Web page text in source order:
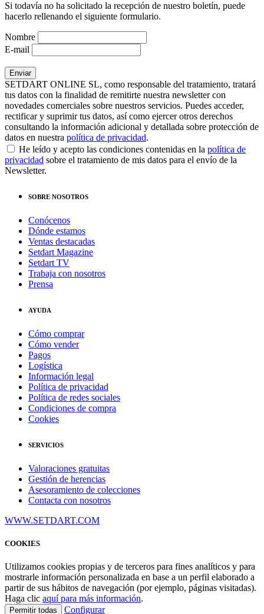
Si todavía no ha solicitado la recepción de nuestro boletín, puede
hacerlo rellenando el siguiente formulario.
Nombre
E-mail
SETDART ONLINE SL, como responsable del tratamiento, tratará
tus datos con la finalidad de remitirte nuestra newsletter con
novedades comerciales sobre nuestros servicios. Puedes acceder,
rectificar y suprimir tus datos, así como ejercer otros derechos
consultando la información adicional y detallada sobre protección de
datos en nuestra política de privacidad.
He leído y acepto las condiciones contenidas en la política de
privacidad sobre el tratamiento de mis datos para el envío de la
Newsletter.
SOBRE NOSOTROS
Conócenos
Dónde estamos
Ventas destacadas
Setdart Magazine
Setdart TV
Trabaja con nosotros
Prensa
AYUDA
Cómo comprar
Cómo vender
Pagos
Logística
Información legal
Política de privacidad
Política de redes sociales
Condiciones de compra
Cookies
SERVICIOS
Valoraciones gratuitas
Gestión de herencias
Asesoramiento de colecciones
Contacta con nosotros
WWW.SETDART.COM
COOKIES
Utilizamos cookies propias y de terceros para fines analíticos y para
mostrarle información personalizada en base a un perfil elaborado a
partir de sus hábitos de navegación (por ejemplo, páginas visitadas).
Haga clic aquí para más información.
Permitir todas Configurar